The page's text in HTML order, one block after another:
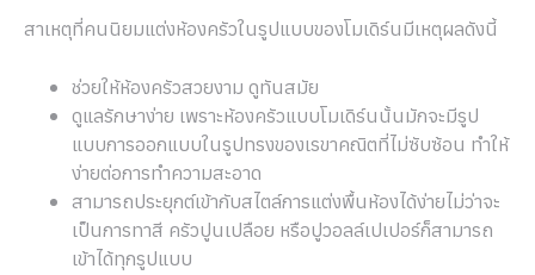
สาเหตุที่คนนิยมแต่งห้องครัวในรูปแบบของโมเดิร์นมีเหตุผลดังนี้
ช่วยให้ห้องครัวสวยงาม ดูทันสมัย
ดูแลรักษาง่าย เพราะห้องครัวแบบโมเดิร์นนั้นมักจะมีรูป
แบบการออกแบบในรูปทรงของเรขาคณิตที่ไม่ซับซ้อน ทำให้
ง่ายต่อการทำความสะอาด
สามารถประยุกต์เข้ากับสไตล์การแต่งพื้นห้องได้ง่ายไม่ว่าจะ
เป็นการทาสี ครัวปูนเปลือย หรือปูวอลล์เปเปอร์ก็สามารถ
เข้าได้ทุกรูปแบบ